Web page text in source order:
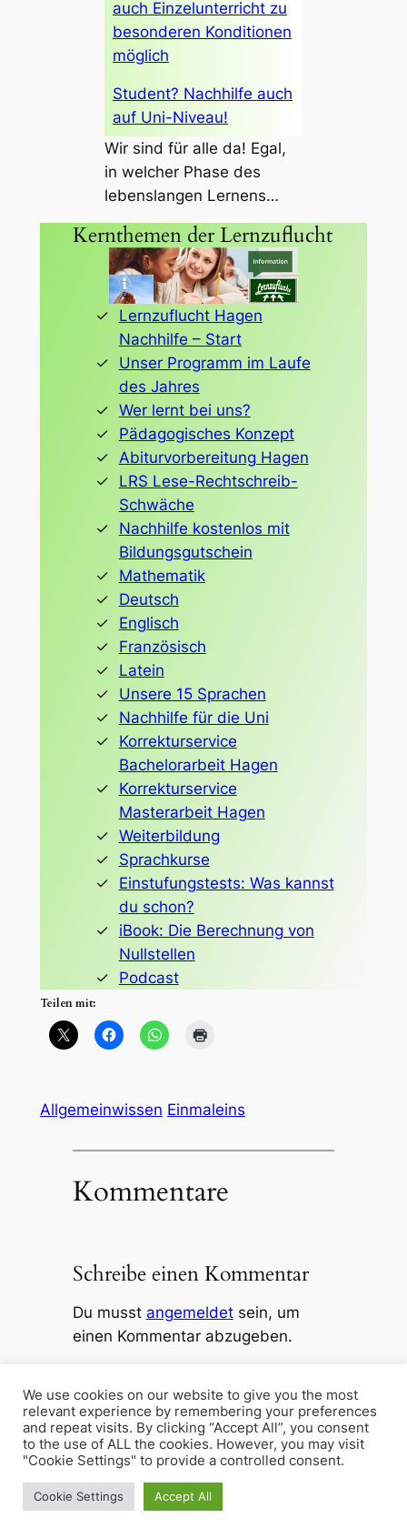
auch Einzelunterricht zu
besonderen Konditionen
möglich
Student? Nachhilfe auch
auf Uni-Niveau!
Wir sind für alle da! Egal,
in welcher Phase des
lebenslangen Lernens…
Kernthemen der Lernzuflucht
Lernzuflucht Hagen
Nachhilfe – Start
Unser Programm im Laufe
des Jahres
Wer lernt bei uns?
Pädagogisches Konzept
Abiturvorbereitung Hagen
LRS Lese-Rechtschreib-
Schwäche
Nachhilfe kostenlos mit
Bildungsgutschein
Mathematik
Deutsch
Englisch
Französisch
Latein
Unsere 15 Sprachen
Nachhilfe für die Uni
Korrekturservice
Bachelorarbeit Hagen
Korrekturservice
Masterarbeit Hagen
Weiterbildung
Sprachkurse
Einstufungstests: Was kannst
du schon?
iBook: Die Berechnung von
Nullstellen
Podcast
Teilen mit:
Allgemeinwissen Einmaleins
Kommentare
Schreibe einen Kommentar
Du musst angemeldetsein, um
einen Kommentar abzugeben.
←
Vorherige:
Teilen bis 100
Nächste:Plus
bis 100 →
We use cookies on our website to give you the most
relevant experience by remembering your preferences
and repeat visits. By clicking “Accept All”, you consent
to the use of ALL the cookies. However, you may visit
"Cookie Settings" to provide a controlled consent.
Cookie Settings Accept All